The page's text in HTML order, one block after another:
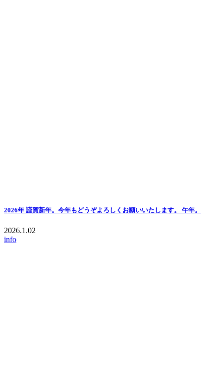
2026年 謹賀新年。今年もどうぞよろしくお願いいたします。 午年。
2026.1.02
info